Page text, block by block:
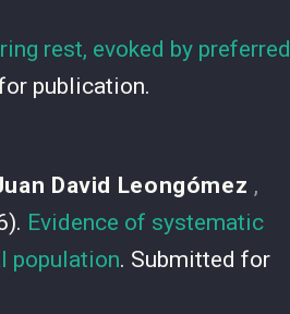
rest, evoked by preferred
publication.
David Leongómez ,
Evidence of systematic
population. Submitted for